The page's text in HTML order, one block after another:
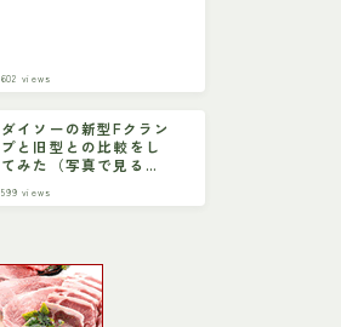
602 views
ダイソーの新型Fクラン
プと旧型との比較をし
てみた（写真で見る比
599 views